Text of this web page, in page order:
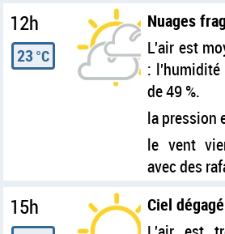
12h
23 °C
Nuages
L'air est
: l'humidité
de 49 %.
la pression
le vent
avec des
15h
Ciel dégagé